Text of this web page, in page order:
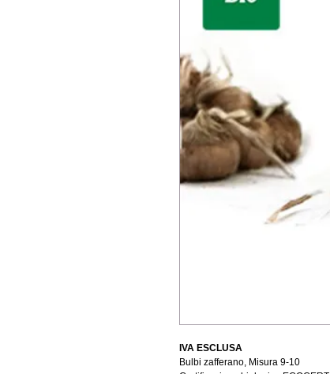
IVA ESCLUSA
Bulbi zafferano, Misura 9-10